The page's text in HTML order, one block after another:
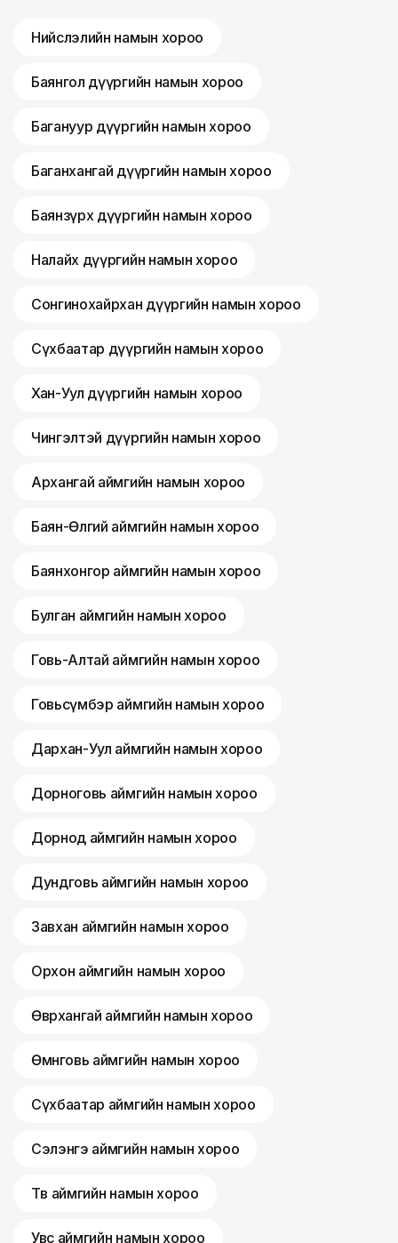
Нийслэлийн намын хороо
Баянгол дүүргийн намын хороо
Багануур дүүргийн намын хороо
Баганхангай дүүргийн намын хороо
Баянзүрх дүүргийн намын хороо
Налайх дүүргийн намын хороо
Сонгинохайрхан дүүргийн намын хороо
Сүхбаатар дүүргийн намын хороо
Хан-Уул дүүргийн намын хороо
Чингэлтэй дүүргийн намын хороо
Архангай аймгийн намын хороо
Баян-Өлгий аймгийн намын хороо
Баянхонгор аймгийн намын хороо
Булган аймгийн намын хороо
Говь-Алтай аймгийн намын хороо
Говьсүмбэр аймгийн намын хороо
Дархан-Уул аймгийн намын хороо
Дорноговь аймгийн намын хороо
Дорнод аймгийн намын хороо
Дундговь аймгийн намын хороо
Завхан аймгийн намын хороо
Орхон аймгийн намын хороо
Өвөрхангай аймгийн намын хороо
Өмнөговь аймгийн намын хороо
Сүхбаатар аймгийн намын хороо
Сэлэнгэ аймгийн намын хороо
Төв аймгийн намын хороо
Увс аймгийн намын хороо